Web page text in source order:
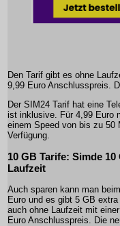
Den Tarif gibt es ohne
9,99 Euro Anschlusspreis.
Der SIM24 Tarif hat eine
ist inklusive. Für 4,99 Euro
einem Speed von bis zu 50
Verfügung.
10 GB Tarife: Simde
Laufzeit
Auch sparen kann man beim
Euro und es gibt 5 GB
auch ohne Laufzeit mit
Euro Anschlusspreis. Die